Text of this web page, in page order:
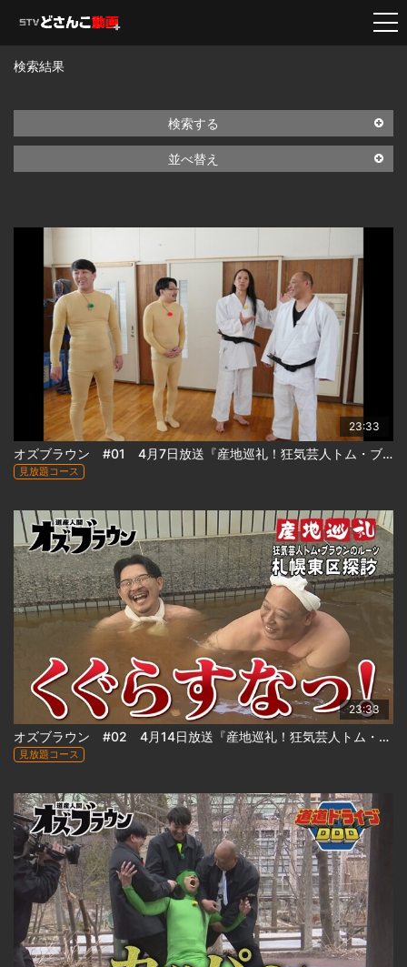
検索結果
検索する
並べ替え
23:33
オズブラウン #01 4月7日放送『産地巡礼！狂気芸人トム・ブラウンのルーツ札幌東区探訪(前編)』
見放題コース
23:33
オズブラウン #02 4月14日放送『産地巡礼！狂気芸人トム・ブラウンのルーツ札幌東区探訪(後編)』
見放題コース